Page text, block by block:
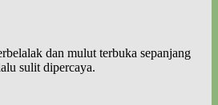
dan mulut terbuka sepanjang
sulit dipercaya.